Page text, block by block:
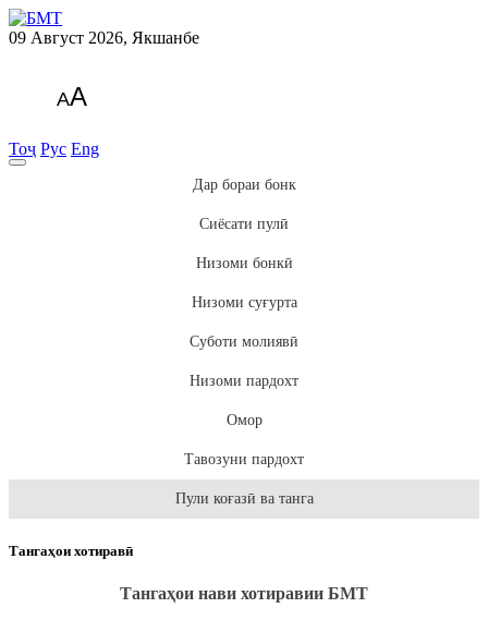
09 Август 2026, Якшанбе
AA
Тоҷ Рус Eng
Дар бораи бонк
Сиёсати пулӣ
Низоми бонкӣ
Низоми суғурта
Суботи молиявӣ
Низоми пардохт
Омор
Тавозуни пардохт
Пули коғазӣ ва танга
Тангаҳои хотиравӣ
Тангаҳои нави хотиравии БМТ